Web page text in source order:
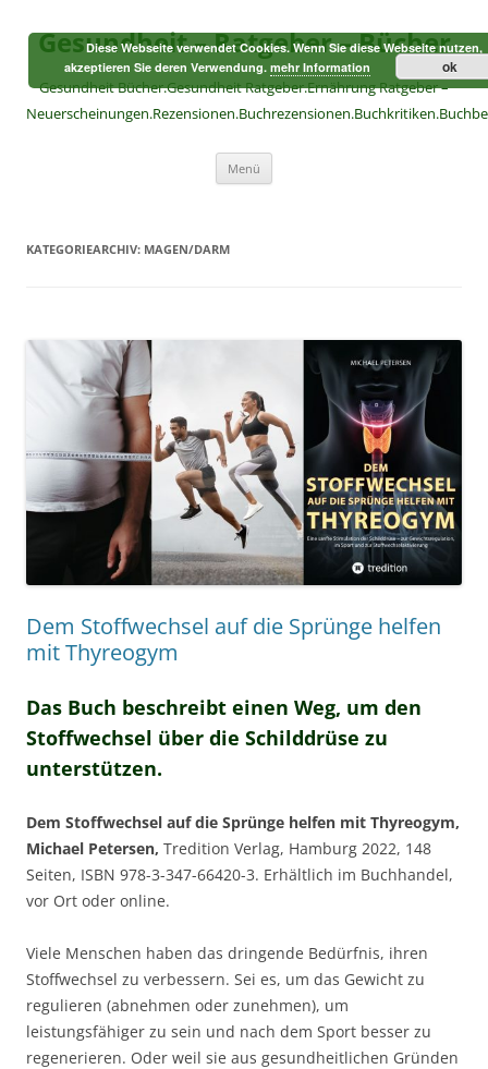
springen
Gesundheit – Ratgeber – Bücher
Gesundheit Bücher.Gesundheit Ratgeber.Ernährung Ratgeber –
Menü
KATEGORIEARCHIV: MAGEN/DARM
Dem Stoffwechsel auf die Sprünge helfen
mit Thyreogym
Das Buch beschreibt einen Weg, um den
Stoffwechsel über die Schilddrüse zu
unterstützen.
Dem Stoffwechsel auf die Sprünge helfen mit Thyreogym,
Michael Petersen, Tredition Verlag, Hamburg 2022, 148
Seiten, ISBN 978-3-347-66420-3. Erhältlich im Buchhandel,
vor Ort oder online.
Viele Menschen haben das dringende Bedürfnis, ihren
Stoffwechsel zu verbessern. Sei es, um das Gewicht zu
regulieren (abnehmen oder zunehmen), um
leistungsfähiger zu sein und nach dem Sport besser zu
regenerieren. Oder weil sie aus gesundheitlichen Gründen
Diese Webseite verwendet Cookies. Wenn Sie diese Webseite nutzen,
akzeptieren Sie deren Verwendung.mehr Information ok